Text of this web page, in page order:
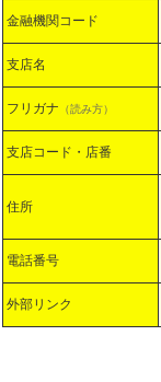
金融機関コード
支店名
フリガナ （読み方）
支店コード・店番
住所
電話番号
外部リンク